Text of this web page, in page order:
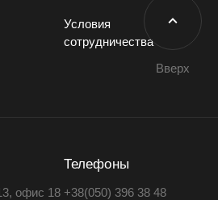
Условия
сотрудничества
офис 18
Телефоны
+38(050) 396 38 48
Вверх